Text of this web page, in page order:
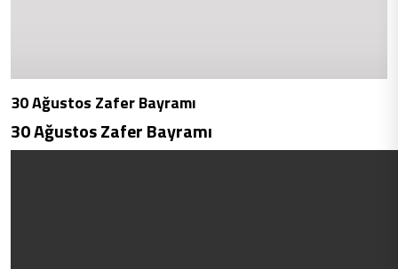
30 Ağustos Zafer Bayramı
30 Ağustos Zafer Bayramı